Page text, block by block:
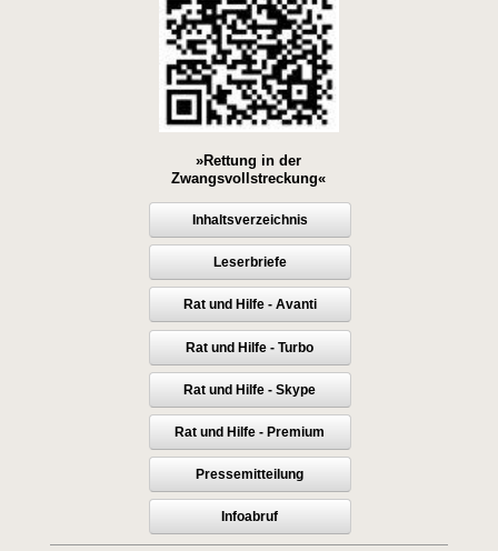
»Rettung in der
Zwangsvollstreckung«
Inhaltsverzeichnis
Leserbriefe
Rat und Hilfe - Avanti
Rat und Hilfe - Turbo
Rat und Hilfe - Skype
Rat und Hilfe - Premium
Pressemitteilung
Infoabruf